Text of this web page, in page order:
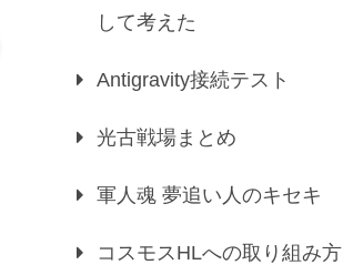
して考えた
Antigravity接続テスト
光古戦場まとめ
軍人魂 夢追い人のキセキ
コスモスHLへの取り組み方